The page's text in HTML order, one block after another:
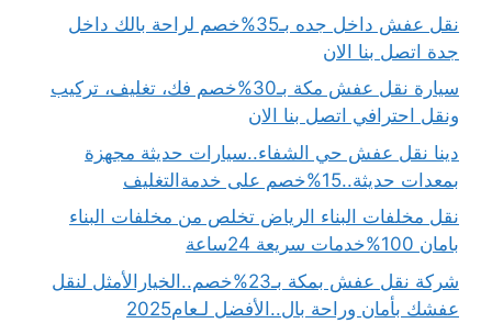
نقل عفش داخل جده بـ35%خصم لراحة بالك داخل
جدة اتصل بنا الان
سيارة نقل عفش مكة بـ30%خصم فك، تغليف، تركيب
ونقل احترافي اتصل بنا الان
دينا نقل عفش حي الشفاء..سيارات حديثة مجهزة
بمعدات حديثة..15%خصم على خدمةالتغليف
نقل مخلفات البناء الرياض تخلص من مخلفات البناء
بامان 100%خدمات سريعة 24ساعة
شركة نقل عفش بمكة بـ23%خصم..الخيارالأمثل لنقل
عفشك بأمان وراحة بال..الأفضل لـعام2025